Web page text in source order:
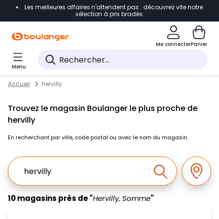
Accéder directement à la navigation
Accéder directement au pied de page
Accéder directement au chatbot
Les meilleures affaires n'attendent pas : découvrez vite notre
sélection à prix bradés.
Me connecterPanier
Menu
Skip to content
Return to Nav
Accueil hervilly
Trouvez le magasin Boulanger le plus proche de
hervilly
En recherchant par ville, code postal ou avec le nom du magasin.
Ville, Region, Code postal ou Ville & Pays
Effectuer la
10 magasins près de "Hervilly, Somme"